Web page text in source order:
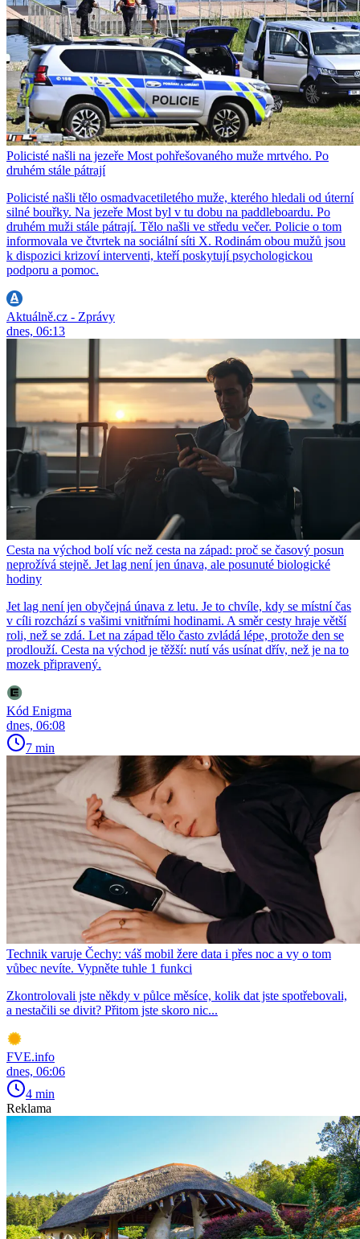
Policisté našli na jezeře Most pohřešovaného muže mrtvého. Po
druhém stále pátrají
Policisté našli tělo osmadvacetiletého muže, kterého hledali od úterní
silné bouřky. Na jezeře Most byl v tu dobu na paddleboardu. Po
druhém muži stále pátrají. Tělo našli ve středu večer. Policie o tom
informovala ve čtvrtek na sociální síti X. Rodinám obou mužů jsou
k dispozici krizoví interventi, kteří poskytují psychologickou
podporu a pomoc.
Aktuálně.cz - Zprávy
dnes, 06:13
Cesta na východ bolí víc než cesta na západ: proč se časový posun
neprožívá stejně. Jet lag není jen únava, ale posunuté biologické
hodiny
Jet lag není jen obyčejná únava z letu. Je to chvíle, kdy se místní čas
v cíli rozchází s vašimi vnitřními hodinami. A směr cesty hraje větší
roli, než se zdá. Let na západ tělo často zvládá lépe, protože den se
prodlouží. Cesta na východ je těžší: nutí vás usínat dřív, než je na to
mozek připravený.
Kód Enigma
dnes, 06:08
7 min
Technik varuje Čechy: váš mobil žere data i přes noc a vy o tom
vůbec nevíte. Vypněte tuhle 1 funkci
Zkontrolovali jste někdy v půlce měsíce, kolik dat jste spotřebovali,
a nestačili se divit? Přitom jste skoro nic...
FVE.info
dnes, 06:06
4 min
Reklama